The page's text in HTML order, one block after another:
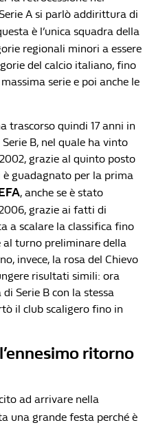
A si parlò addirittura di
è l’unica squadra della
regionali minori a essere
del calcio italiano, fino
serie e poi anche le
trascorso quindi 17 anni in
B, nel quale ha vinto
grazie al quinto posto
è guadagnato per la prima
, anche se è stato
grazie ai fatti di
a scalare la classifica fino
al turno preliminare della
invece, la rosa del Chievo
risultati simili: ora
Serie B con la stessa
il club scaligero fino in
ritorno
ad arrivare nella
una grande festa perché è